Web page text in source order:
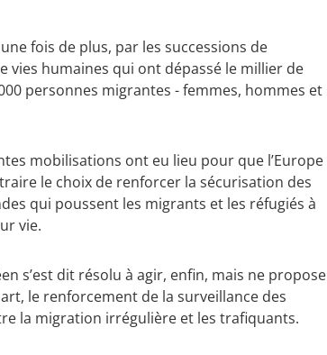
fois de plus, par les successions de
vies humaines qui ont dépassé le millier de
personnes migrantes - femmes, hommes et
mobilisations ont eu lieu pour que l’Europe
le choix de renforcer la sécurisation des
qui poussent les migrants et les réfugiés à
vie.
s’est dit résolu à agir, enfin, mais ne propose
le renforcement de la surveillance des
la migration irrégulière et les trafiquants.